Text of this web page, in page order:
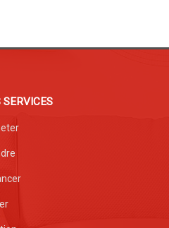
SERVICES